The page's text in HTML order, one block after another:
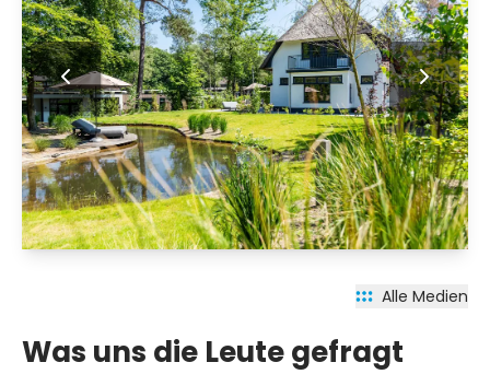
Alle Medien
Was uns die Leute gefragt